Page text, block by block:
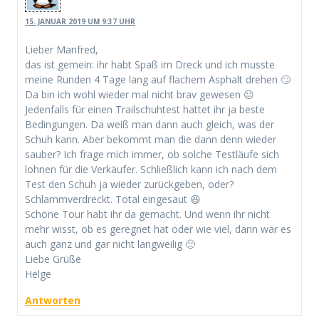
15. JANUAR 2019 UM 9:37 UHR
Lieber Manfred,
das ist gemein: ihr habt Spaß im Dreck und ich musste
meine Runden 4 Tage lang auf flachem Asphalt drehen 🙄
Da bin ich wohl wieder mal nicht brav gewesen 😐
Jedenfalls für einen Trailschuhtest hattet ihr ja beste
Bedingungen. Da weiß man dann auch gleich, was der
Schuh kann. Aber bekommt man die dann denn wieder
sauber? Ich frage mich immer, ob solche Testläufe sich
lohnen für die Verkäufer. Schließlich kann ich nach dem
Test den Schuh ja wieder zurückgeben, oder?
Schlammverdreckt. Total eingesaut 😆
Schöne Tour habt ihr da gemacht. Und wenn ihr nicht
mehr wisst, ob es geregnet hat oder wie viel, dann war es
auch ganz und gar nicht langweilig 🙂
Liebe Grüße
Helge
Antworten